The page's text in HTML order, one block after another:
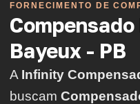
FORNECIMENTO DE
Bayeux - PB
A Infinity
buscam